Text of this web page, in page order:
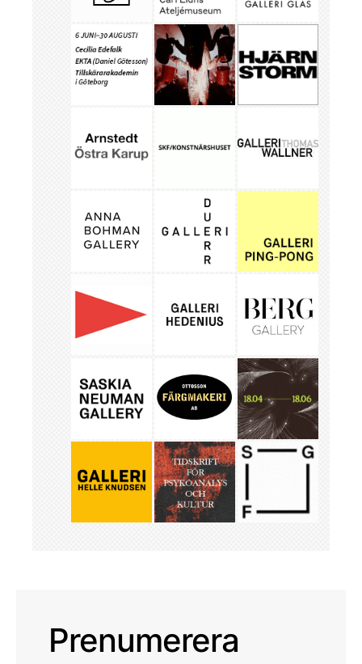
Prenumerera